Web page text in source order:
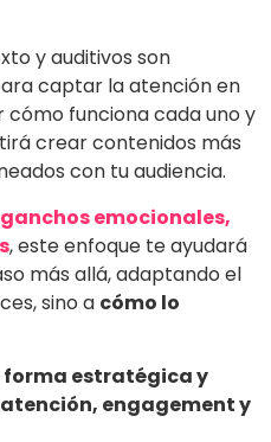
y auditivos son
captar la atención en
funciona cada uno y
crear contenidos más
con tu audiencia.
emocionales,
, este enfoque te ayudará
más allá, adaptando el
sino a cómo lo
forma estratégica y
engagement y